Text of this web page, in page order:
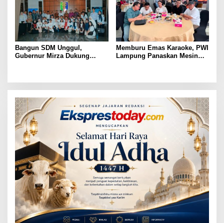
Bangun SDM Unggul,
Gubernur Mirza Dukung
Memburu Emas Karaoke, PWI
Lampung Panaskan Mesin